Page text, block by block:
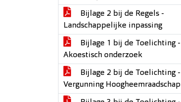
Bijlage 2 bij de Regels -
Landschappelijke inpassing
Bijlage 1 bij de Toelichting -
Akoestisch onderzoek
Bijlage 2 bij de Toelichting -
Vergunning Hoogheemraadschap